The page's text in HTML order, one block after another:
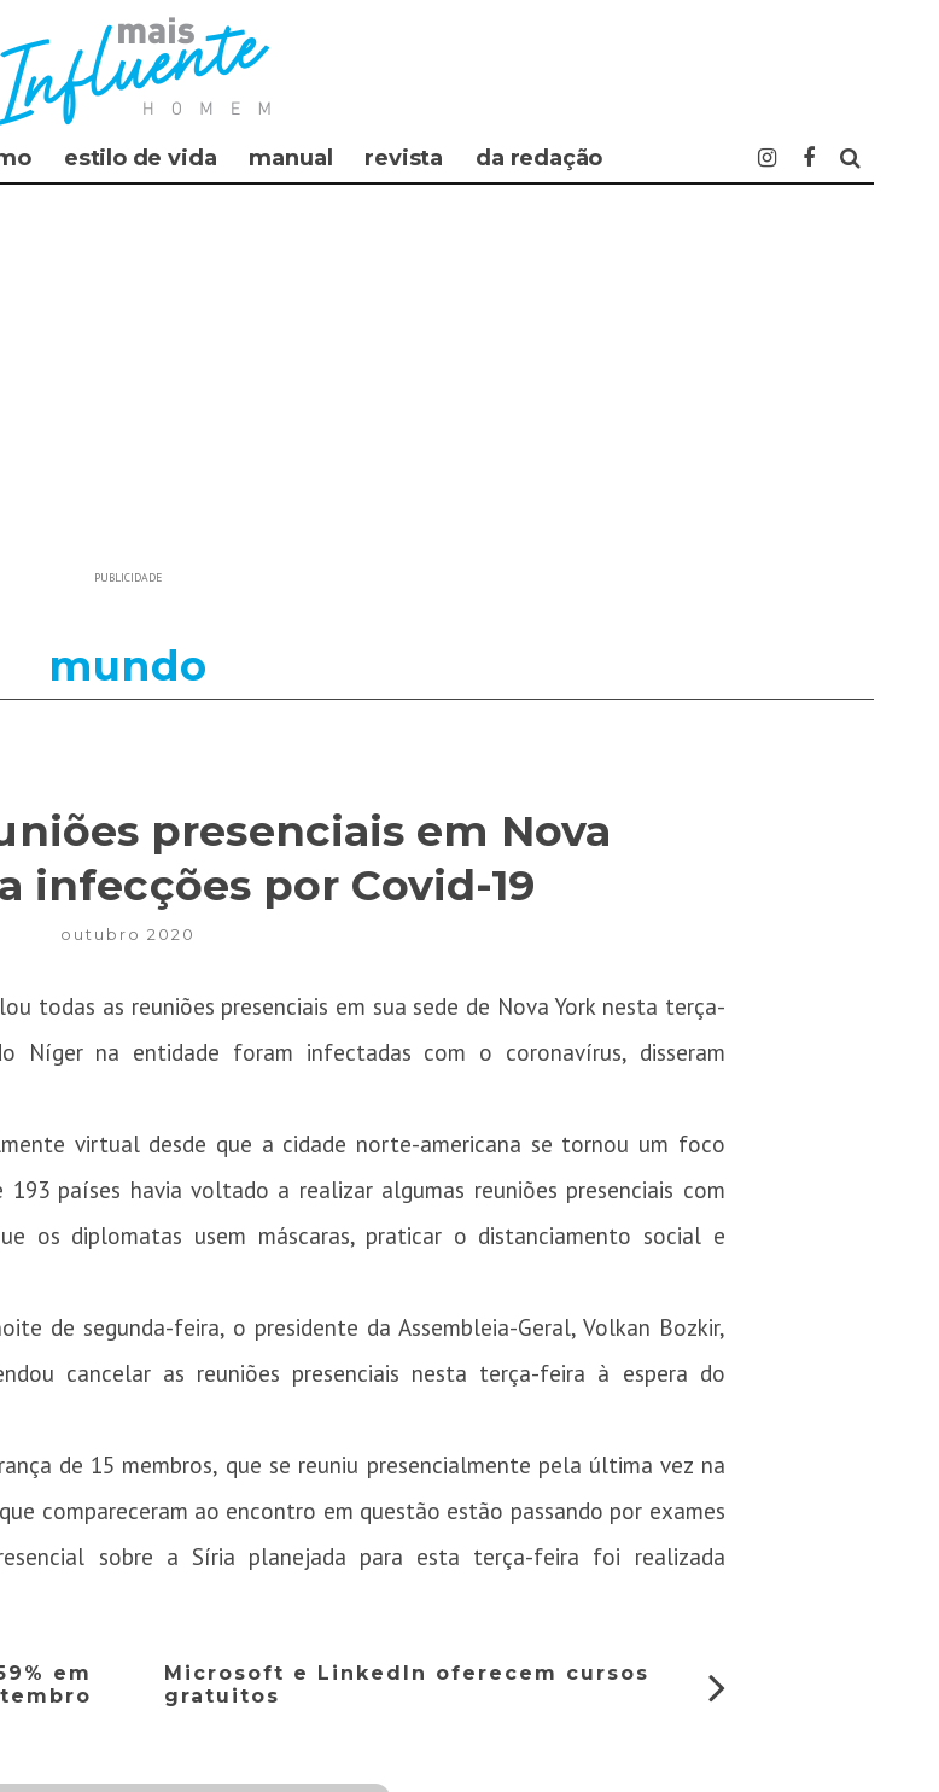
estilo de vida manual revista da redação
PUBLICIDADE
mundo
presenciais em Nova
infecções por Covid-19
outubro 2020
todas as reuniões presenciais em sua sede de Nova York nesta terça-
Níger na entidade foram infectadas com o coronavírus, disseram
virtual desde que a cidade norte-americana se tornou um foco
países havia voltado a realizar algumas reuniões presenciais com
os diplomatas usem máscaras, praticar o distanciamento social e
de segunda-feira, o presidente da Assembleia-Geral, Volkan Bozkir,
cancelar as reuniões presenciais nesta terça-feira à espera do
de 15 membros, que se reuniu presencialmente pela última vez na
compareceram ao encontro em questão estão passando por exames
sobre a Síria planejada para esta terça-feira foi realizada
em
Microsoft e LinkedIn oferecem cursos
gratuitos